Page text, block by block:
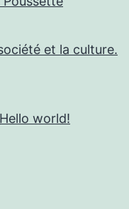
et la culture.
Hello world!